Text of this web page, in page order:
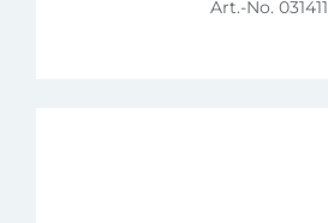
Art.-No. 031411